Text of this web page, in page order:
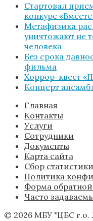
Стартовал
конкурс
Метафизика
уничтожают не
человека
Без срока
фильма
Хоррор-квест
Концерт
Главная
Контакты
Услуги
Сотрудники
Документы
Карта сайта
Сбор
Политика
Форма обратной
Часто
© 2026 МБУ "ЦБС г.о.